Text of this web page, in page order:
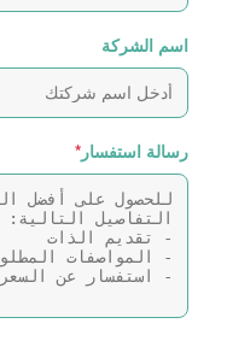
اسم الشركة
رسالة استفسار *